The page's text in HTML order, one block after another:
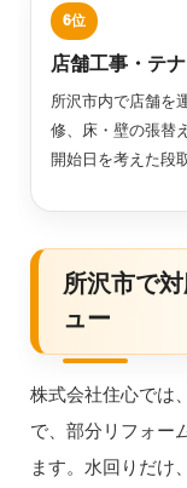
店舗工事・テ
所沢市内で店舗を
修、床・壁の張替
開始日を考えた段
所沢市で
ュー
株式会社住心では
で、部分リフォー
ます。水回りだけ